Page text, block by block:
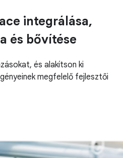
integrálása,
és bővítése
és alakítson ki
megfelelő fejlesztői